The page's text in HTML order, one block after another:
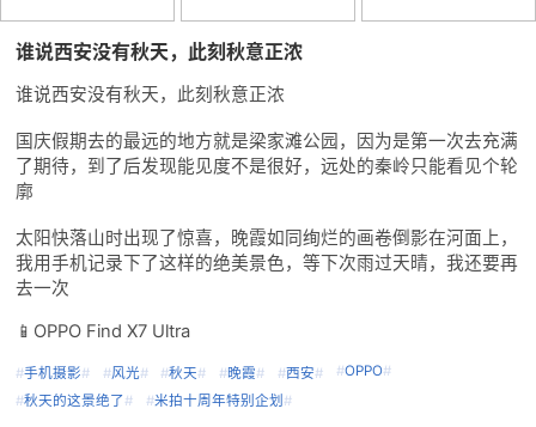
谁说西安没有秋天，此刻秋意正浓
谁说西安没有秋天，此刻秋意正浓
国庆假期去的最远的地方就是梁家滩公园，因为是第一次去充满
了期待，到了后发现能见度不是很好，远处的秦岭只能看见个轮
廓
太阳快落山时出现了惊喜，晚霞如同绚烂的画卷倒影在河面上，
我用手机记录下了这样的绝美景色，等下次雨过天晴，我还要再
去一次
📱OPPO Find X7 Ultra
#手机摄影# #风光# #秋天# #晚霞# #西安# #OPPO#
#秋天的这景绝了# #米拍十周年特别企划 #